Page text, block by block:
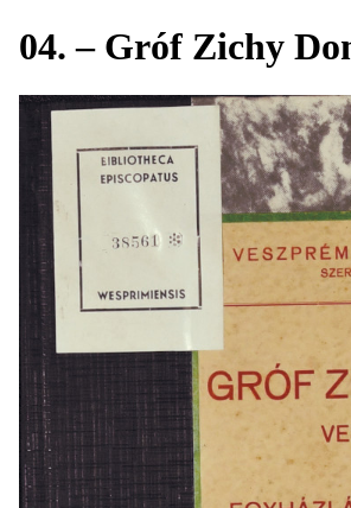
04. – Gróf Zichy